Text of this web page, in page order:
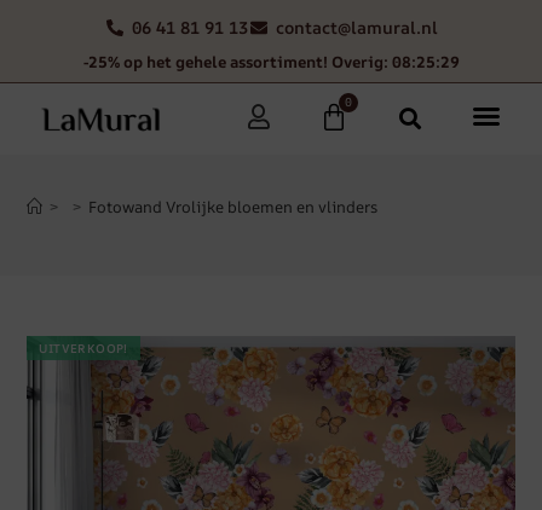
06 41 81 91 13 contact@lamural.nl
-25% op het gehele assortiment! Overig: 08:25:28
0
> > Fotowand Vrolijke bloemen en vlinders
UITVERKOOP!